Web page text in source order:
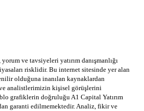
ve tavsiyeleri yatırım danışmanlığı
risklidir. Bu internet sitesinde yer alan
olduğuna inanılan kaynaklardan
ve analistlerimizin kişisel görüşlerini
grafiklerin doğruluğu A1 Capital Yatırım
garanti edilmemektedir. Analiz, fikir ve